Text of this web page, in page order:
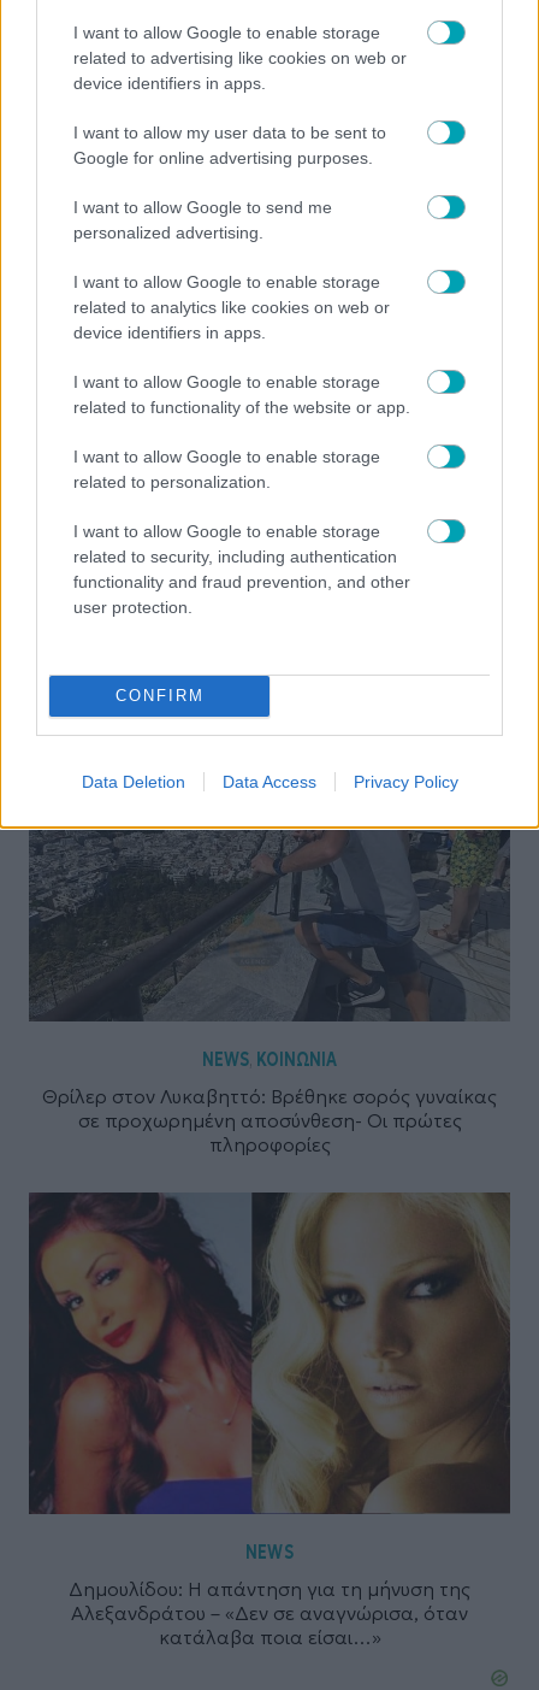
I want to allow Google to enable storage
related to advertising like cookies on web or
device identifiers in apps.
I want to allow my user data to be sent to
Google for online advertising purposes.
I want to allow Google to send me
personalized advertising.
I want to allow Google to enable storage
related to analytics like cookies on web or
device identifiers in apps.
I want to allow Google to enable storage
related to functionality of the website or app.
I want to allow Google to enable storage
related to personalization.
I want to allow Google to enable storage
related to security, including authentication
functionality and fraud prevention, and other
user protection.
CONFIRM
Data Deletion Data Access Privacy Policy
NEWS
Ανδρομάχη: Ξανά μαζί με τον γιο της μετά το
NEWS, ΚΟΙΝΩΝΙΑ
Θρίλερ στον Λυκαβηττό: Βρέθηκε σορός γυναίκας
σε προχωρημένη αποσύνθεση- Οι πρώτες
πληροφορίες
NEWS
Δημουλίδου: Η απάντηση για τη μήνυση της
Αλεξανδράτου – «Δεν σε αναγνώρισα, όταν
κατάλαβα ποια είσαι…»